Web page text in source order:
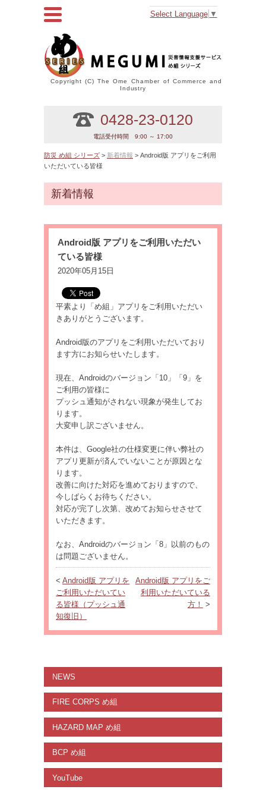
Select Language ▼
Copyright (C) The Ome Chamber of Commerce and
Industry
0428-23-0120
電話受付時間 9:00 ～ 17:00
防災 め組 シリーズ > 新着情報 > Android版 アプリをご利用
いただいている皆様
新着情報
Android版 アプリをご利用いただい
ている皆様
2020年05月15日
平素より「め組」アプリをご利用いただい
きありがとうございます。
Android版のアプリをご利用いただいており
ます方にお知らせいたします。
現在、Androidのバージョン「10」「9」を
ご利用の皆様に
プッシュ通知がされない現象が発生してお
ります。
大変申し訳ございません。
本件は、Google社の仕様変更に伴い弊社の
アプリ更新が済んでいないことが原因とな
ります。
改善に向けた対応を進めておりますので、
今しばらくお待ちください。
対応が完了し次第、改めてお知らせさせて
いただきます。
なお、Androidのバージョン「8」以前のもの
は問題ございません。
<Android版 アプリを
ご利用いただいてい
る皆様（プッシュ通
知復旧）
Android版 アプリをご
利用いただいている
方！
>
NEWS
FIRE CORPS め組
HAZARD MAP め組
BCP め組
YouTube